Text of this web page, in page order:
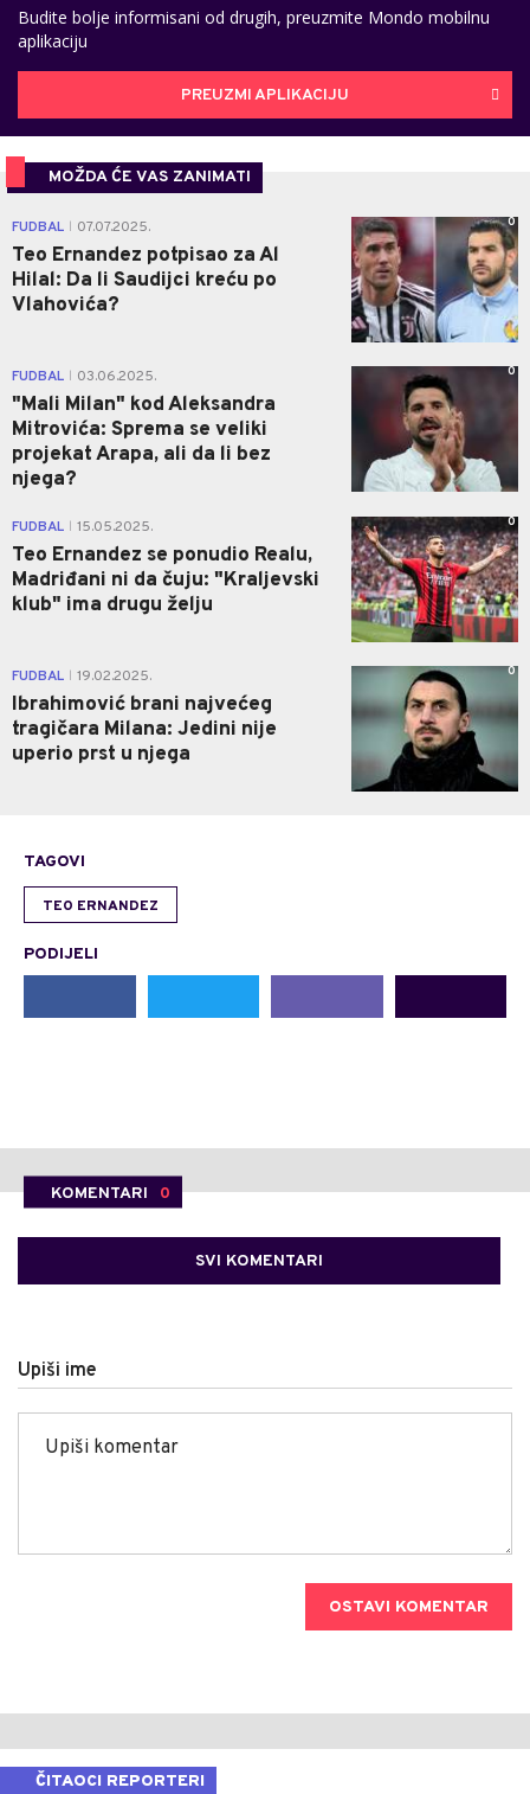
Budite bolje informisani od drugih, preuzmite Mondo mobilnu
aplikaciju
PREUZMI APLIKACIJU
MOŽDA ĆE VAS ZANIMATI
FUDBAL 07.07.2025.
Teo Ernandez potpisao za Al
Hilal: Da li Saudijci kreću po
Vlahovića?
0
FUDBAL 03.06.2025.
"Mali Milan" kod Aleksandra
Mitrovića: Sprema se veliki
projekat Arapa, ali da li bez
njega?
0
FUDBAL 15.05.2025.
Teo Ernandez se ponudio Realu,
Madriđani ni da čuju: "Kraljevski
klub" ima drugu želju
0
FUDBAL 19.02.2025.
Ibrahimović brani najvećeg
tragičara Milana: Jedini nije
uperio prst u njega
0
TAGOVI
TEO ERNANDEZ
PODIJELI
KOMENTARI 0
SVI KOMENTARI
Upiši ime
OSTAVI KOMENTAR
ČITAOCI REPORTERI